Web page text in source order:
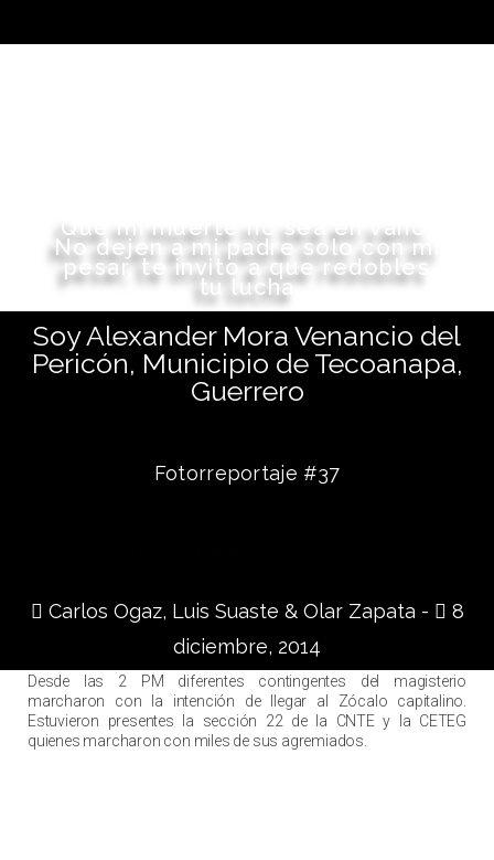
Que mi muerte no sea en vano.
No dejen a mi padre solo con mi
pesar, te invito a que redobles
tu lucha
Soy Alexander Mora Venancio del
Pericón, Municipio de Tecoanapa,
Guerrero
Fotorreportaje #37
Carlos Ogaz, Luis Suaste & Olar Zapata -
8
diciembre, 2014
Desde las 2 PM diferentes contingentes del magisterio
marcharon con la intención de llegar al Zócalo capitalino.
Estuvieron presentes la sección 22 de la CNTE y la CETEG
quienes marcharon con miles de sus agremiados.